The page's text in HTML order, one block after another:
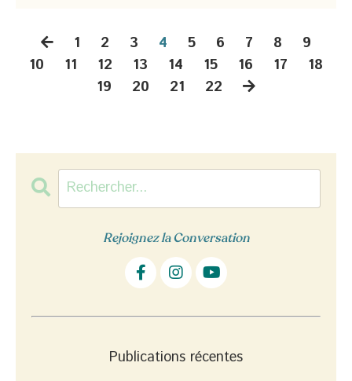
1 2 3 4 5 6 7 8
9
10
11 12 13 14 15 16 17
18
19
20 21 22
Rejoignez la Conversation
Publications récentes